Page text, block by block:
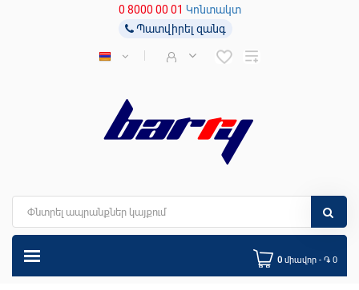
0 8000 00 01 Կոնտակտ
Պատվիրել զանգ
0 միավոր - ֏ 0